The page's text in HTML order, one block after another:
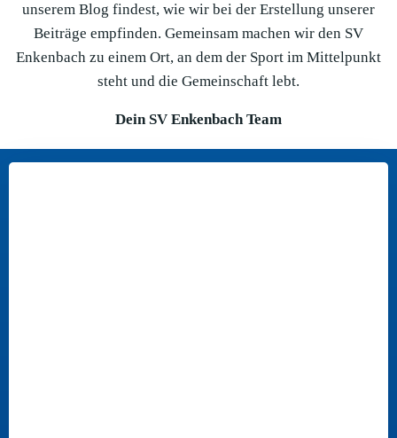
unserem Blog findest, wie wir bei der Erstellung unserer
Beiträge empfinden. Gemeinsam machen wir den SV
Enkenbach zu einem Ort, an dem der Sport im Mittelpunkt
steht und die Gemeinschaft lebt.
Dein SV Enkenbach Team